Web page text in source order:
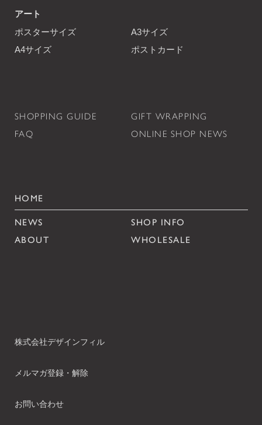
アート
ポスターサイズ
A3サイズ
A4サイズ
ポストカード
SHOPPING GUIDE
GIFT WRAPPING
FAQ
ONLINE SHOP NEWS
HOME
NEWS
SHOP INFO
ABOUT
WHOLESALE
株式会社デザインフィル
メルマガ登録・解除
お問い合わせ